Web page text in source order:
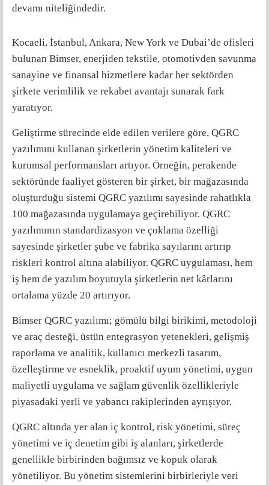
devamı niteliğindedir.
Kocaeli, İstanbul, Ankara, New York ve Dubai’de ofisleri
bulunan Bimser, enerjiden tekstile, otomotivden savunma
sanayine ve finansal hizmetlere kadar her sektörden
şirkete verimlilik ve rekabet avantajı sunarak fark
yaratıyor.
Geliştirme sürecinde elde edilen verilere göre, QGRC
yazılımını kullanan şirketlerin yönetim kaliteleri ve
kurumsal performansları artıyor. Örneğin, perakende
sektöründe faaliyet gösteren bir şirket, bir mağazasında
oluşturduğu sistemi QGRC yazılımı sayesinde rahatlıkla
100 mağazasında uygulamaya geçirebiliyor. QGRC
yazılımının standardizasyon ve çoklama özelliği
sayesinde şirketler şube ve fabrika sayılarını artırıp
riskleri kontrol altına alabiliyor. QGRC uygulaması, hem
iş hem de yazılım boyutuyla şirketlerin net kârlarını
ortalama yüzde 20 artırıyor.
Bimser QGRC yazılımı; gömülü bilgi birikimi, metodoloji
ve araç desteği, üstün entegrasyon yetenekleri, gelişmiş
raporlama ve analitik, kullanıcı merkezli tasarım,
özelleştirme ve esneklik, proaktif uyum yönetimi, uygun
maliyetli uygulama ve sağlam güvenlik özellikleriyle
piyasadaki yerli ve yabancı rakiplerinden ayrışıyor.
QGRC altında yer alan iç kontrol, risk yönetimi, süreç
yönetimi ve iç denetim gibi iş alanları, şirketlerde
genellikle birbirinden bağımsız ve kopuk olarak
yönetiliyor. Bu yönetim sistemlerini birbirleriyle veri